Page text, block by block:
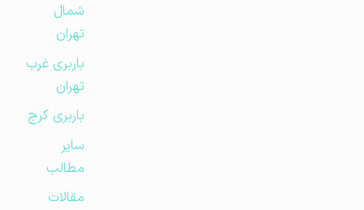
شمال
تهران
باربری غرب
تهران
باربری کرج
مطالب
مقالات